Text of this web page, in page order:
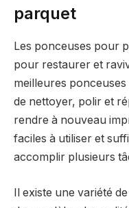
parquet
Les ponceuses pour
pour restaurer et
meilleures
de nettoyer, polir et
rendre à nouveau
faciles à utiliser et
accomplir plusieurs
Il existe une variété